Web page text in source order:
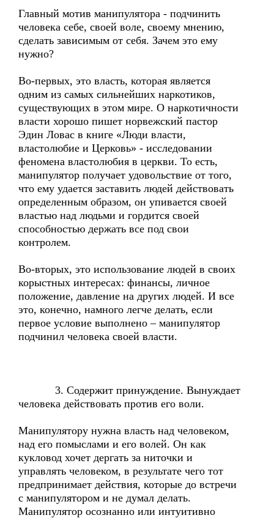
Главный мотив манипулятора - подчинить
человека себе, своей воле, своему мнению,
сделать зависимым от себя. Зачем это ему
нужно?
Во-первых, это власть, которая является
одним из самых сильнейших наркотиков,
существующих в этом мире. О наркотичности
власти хорошо пишет норвежский пастор
Эдин Ловас в книге «Люди власти,
властолюбие и Церковь» - исследовании
феномена властолюбия в церкви. То есть,
манипулятор получает удовольствие от того,
что ему удается заставить людей действовать
определенным образом, он упивается своей
властью над людьми и гордится своей
способностью держать все под свои
контролем.
Во-вторых, это использование людей в своих
корыстных интересах: финансы, личное
положение, давление на других людей. И все
это, конечно, намного легче делать, если
первое условие выполнено – манипулятор
подчинил человека своей власти.
3. Содержит принуждение. Вынуждает
человека действовать против его воли.
Манипулятору нужна власть над человеком,
над его помыслами и его волей. Он как
кукловод хочет дергать за ниточки и
управлять человеком, в результате чего тот
предпринимает действия, которые до встречи
с манипулятором и не думал делать.
Манипулятор осознанно или интуитивно